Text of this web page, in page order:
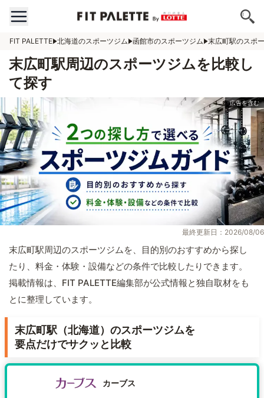
FIT PALETTE 北海道のスポーツジム 函館市のスポーツジム 末広町駅のスポ
末広町駅周辺のスポーツジムを比較し
て探す
最終更新日：2026/08/06
末広町駅周辺のスポーツジムを、目的別のおすすめから探し
たり、料金・体験・設備などの条件で比較したりできます。
掲載情報は、FIT PALETTE編集部が公式情報と独自取材をも
とに整理しています。
末広町駅（北海道）のスポーツジムを
要点だけでサクッと比較
カーブス